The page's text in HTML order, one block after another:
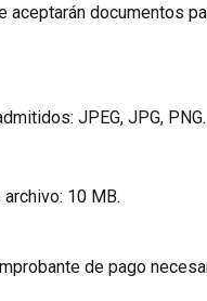
aceptarán documentos
JPEG, JPG, PNG.
10 MB.
de pago